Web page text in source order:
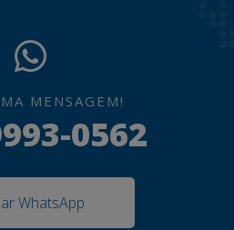
MENSAGEM!
0562
WhatsApp